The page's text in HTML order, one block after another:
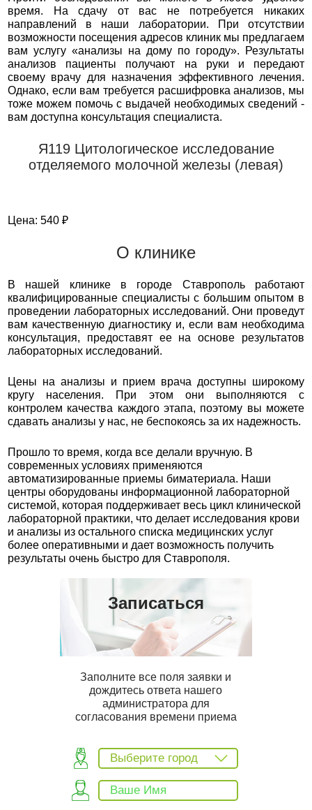
время. На сдачу от вас не потребуется никаких
направлений в наши лаборатории. При отсутствии
возможности посещения адресов клиник мы предлагаем
вам услугу «анализы на дому по городу». Результаты
анализов пациенты получают на руки и передают
своему врачу для назначения эффективного лечения.
Однако, если вам требуется расшифровка анализов, мы
тоже можем помочь с выдачей необходимых сведений -
вам доступна консультация специалиста.
Я119 Цитологическое исследование
отделяемого молочной железы (левая)
Цена: 540 ₽
О клинике
В нашей клинике в городе Ставрополь работают
квалифицированные специалисты с большим опытом в
проведении лабораторных исследований. Они проведут
вам качественную диагностику и, если вам необходима
консультация, предоставят ее на основе результатов
лабораторных исследований.
Цены на анализы и прием врача доступны широкому
кругу населения. При этом они выполняются с
контролем качества каждого этапа, поэтому вы можете
сдавать анализы у нас, не беспокоясь за их надежность.
Прошло то время, когда все делали вручную. В
современных условиях применяются
автоматизированные приемы биматериала. Наши
центры оборудованы информационной лабораторной
системой, которая поддерживает весь цикл клинической
лабораторной практики, что делает исследования крови
и анализы из остального списка медицинских услуг
более оперативными и дает возможность получить
результаты очень быстро для Ставрополя.
Записаться
Заполните все поля заявки и
дождитесь ответа нашего
администратора для
согласования времени приема
Выберите город